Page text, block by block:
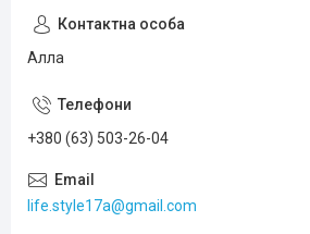
Алла
+380 (63) 503-26-04
life.style17a@gmail.com